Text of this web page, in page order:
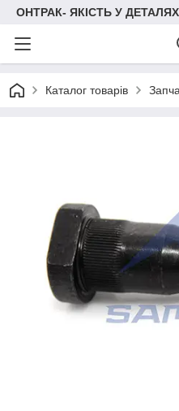
ОНТРАК- ЯКІСТЬ У
Каталог товарів